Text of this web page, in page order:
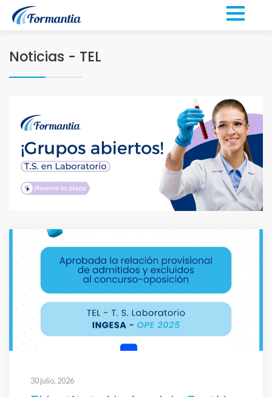
Noticias - TEL
30 julio, 2026